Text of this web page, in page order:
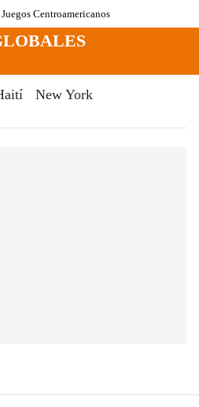
Juegos Centroamericanos
New York